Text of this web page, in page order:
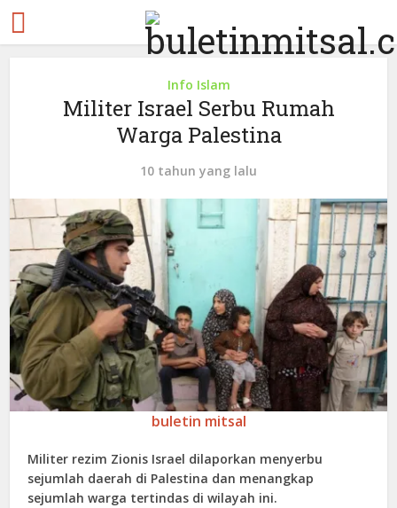
Info Islam
Militer Israel Serbu Rumah
Warga Palestina
10 tahun yang lalu
buletin mitsal
Militer rezim Zionis Israel dilaporkan menyerbu
sejumlah daerah di Palestina dan menangkap
sejumlah warga tertindas di wilayah ini.